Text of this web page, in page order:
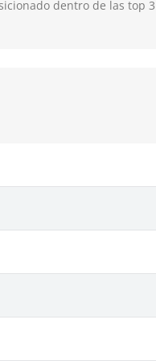
dentro de las top